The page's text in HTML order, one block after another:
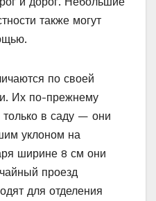
также могут
по своей
Их по-прежнему
только в саду — они
уклоном на
ширине 8 см они
проезд
для отделения